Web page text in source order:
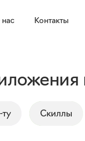
Контакты
Cкиллы